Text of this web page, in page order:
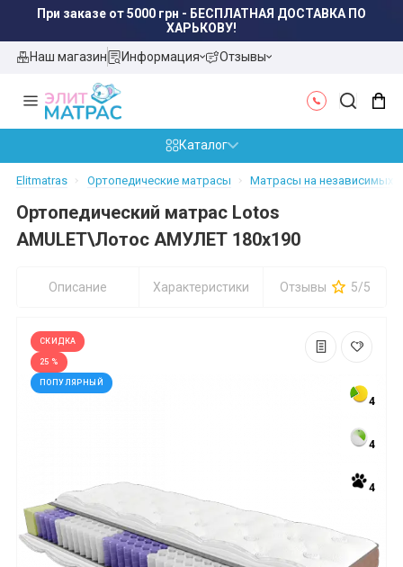
При заказе от 5000 грн - БЕСПЛАТНАЯ ДОСТАВКА ПО
ХАРЬКОВУ!
Наш магазин Информация Отзывы
Каталог
Elitmatras Ортопедические матрасы Матрасы на независимых
Ортопедический матрас Lotos
AMULET\Лотос АМУЛЕТ 180x190
Описание Характеристики Отзывы 5/5
4
4
4
СКИДКА
25 %
ПОПУЛЯРНЫЙ